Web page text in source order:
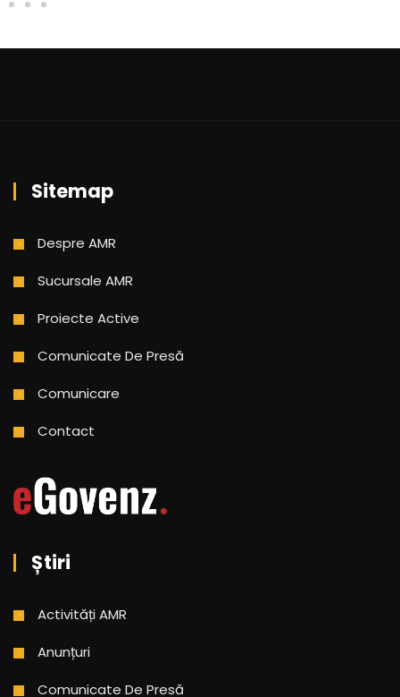
Sitemap
Despre AMR
Sucursale AMR
Proiecte Active
Comunicate De Presă
Comunicare
Contact
Știri
Activități AMR
Anunțuri
Comunicate De Presă